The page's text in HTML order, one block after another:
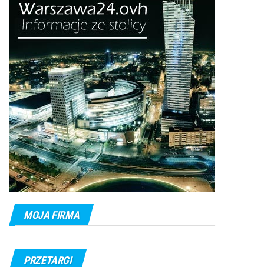
MOJA FIRMA
PRZETARGI